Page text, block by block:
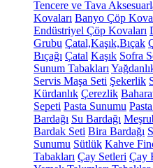
Tencere ve Tava
Kovaları Banyo Çöp
Endüstriyel Çöp Kovaları
Grubu Çatal,Kaşık,Bıçak
Bıçağı Çatal Kaşık Sofra
Sunum Tabakları
Servis Maşa Seti Şekerlik
Kürdanlık Çerezlik
Sepeti Pasta Sunumu
Bardağı Su Bardağı
Bardak Seti Bira Bardağı
Sunumu Sütlük Kahve
Tabakları Çay Setleri Çay